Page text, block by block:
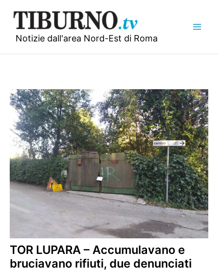
contenuto
Notizie dall'area Nord-Est di Roma
TOR LUPARA – Accumulavano e
bruciavano rifiuti, due denunciati